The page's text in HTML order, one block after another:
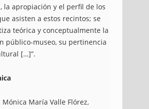
la apropiación y el perfil de los
asisten a estos recintos; se
teórica y conceptualmente la
público-museo, su pertinencia
[…]”.
Mónica María Valle Flórez,